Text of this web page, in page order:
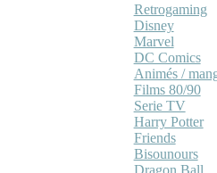
Retrogaming
Disney
Marvel
DC Comics
Animés /
Films 80/90
Serie TV
Harry Potter
Friends
Bisounours
Dragon Ball